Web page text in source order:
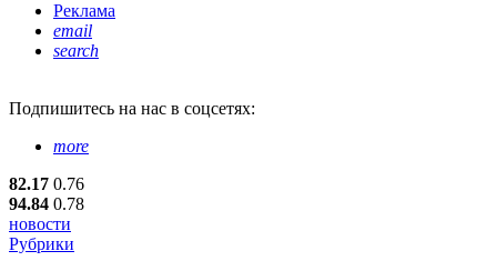
Реклама
email
search
Подпишитесь на нас в соцсетях:
more
82.17 0.76
94.84 0.78
новости
Рубрики